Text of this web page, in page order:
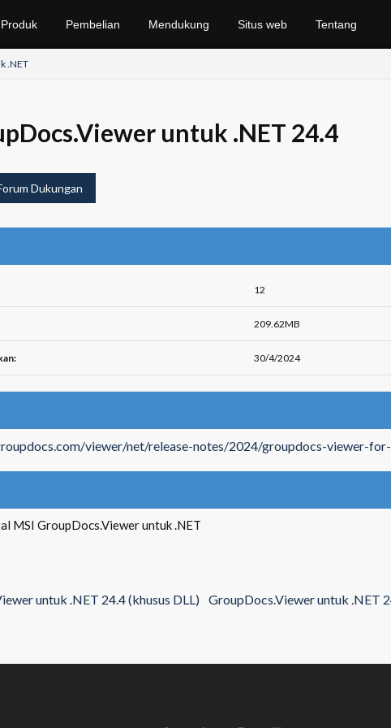
Produk Pembelian Mendukung Situs web Tentang
.NET
untuk .NET 24.4
Dukungan
12
209.62MB
30/4/2024
viewer/net/release-notes/2024/groupdocs-viewer-
MSI GroupDocs.Viewer untuk .NET
untuk .NET 24.4 (khusus DLL) GroupDocs.Viewer untuk .NET